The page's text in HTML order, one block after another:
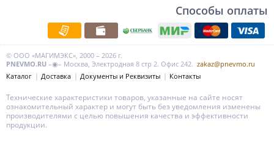
Способы оплаты
© ООО «МАГИМЭКС», 2000 – 2026 г.
PNEVMO.RU –◉– Москва, Электродная 8 стр 2. Офис 242. zakaz@pnevmo.ru
Каталог
Доставка Документы и Реквизиты Контакты
Технические характеристики товаров, указанные на сайте носят
ознакомительный характер и могут быть без уведомления изменены
производителями с целью повышения качества и эффективности
продукции.